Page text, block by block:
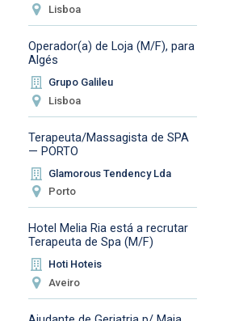
Lisboa
Operador(a) de Loja (M/F), para
Algés
Grupo Galileu
Lisboa
Terapeuta/Massagista de SPA
— PORTO
Glamorous Tendency Lda
Porto
Hotel Melia Ria está a recrutar
Terapeuta de Spa (M/F)
Hoti Hoteis
Aveiro